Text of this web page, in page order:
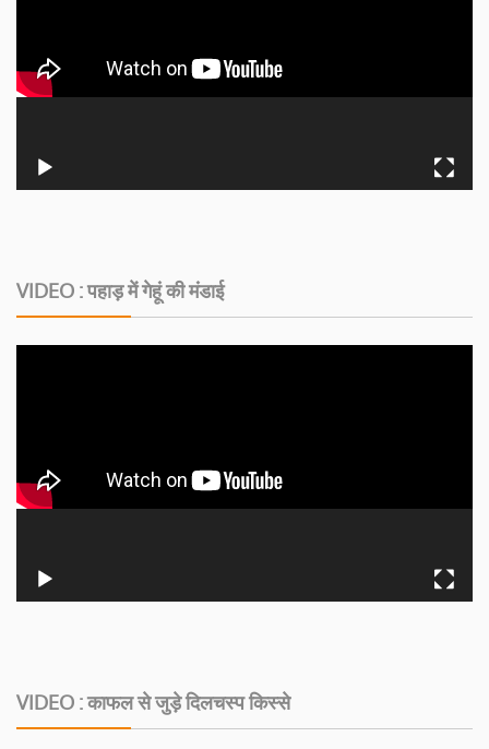
VIDEO : पहाड़ में गेहूं की मंडाई
VIDEO : काफल से जुड़े दिलचस्‍प किस्‍से